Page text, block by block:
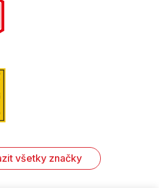
všetky značky